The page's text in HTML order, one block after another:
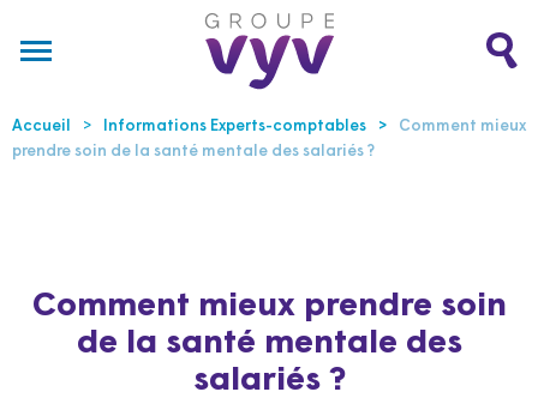
Accueil Informations Experts-comptables
Comment mieux
prendre soin de la santé mentale des salariés ?
Comment mieux prendre soin
de la santé mentale des
salariés ?